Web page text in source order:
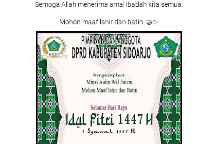
Semoga Allah menerima amal ibadah kita semua.
Mohon maaf lahir dan batin. 🤝✨